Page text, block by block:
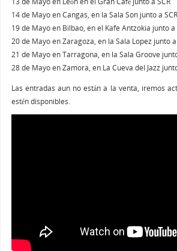
14 de Mayo en Cangas, en la Sala Son junto a SCR
19 de Mayo en Bilbao, en el Kafe Antzokia junto a
20 de Mayo en Zaragoza, en la Sala Lopez junto
21 de Mayo en Tarragona, en la Sala Groove
28 de Mayo en Zamora, en La Cueva del Jazz
Las entradas aun no están a la venta, iremos
estén disponibles.